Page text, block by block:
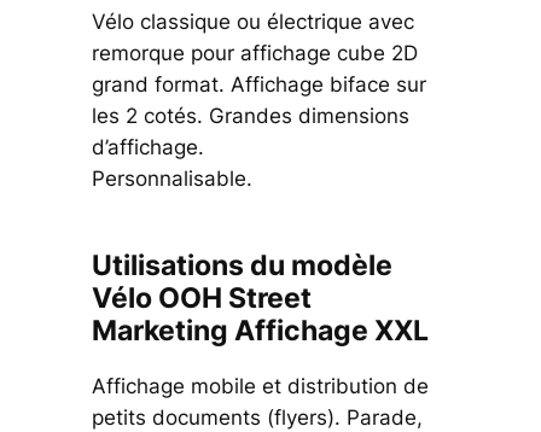
Vélo classique ou électrique avec
remorque pour affichage cube 2D
grand format. Affichage biface sur
les 2 cotés. Grandes dimensions
d’affichage.
Personnalisable.
Utilisations du modèle
Vélo OOH Street
Marketing Affichage XXL
Affichage mobile et distribution de
petits documents (flyers). Parade,